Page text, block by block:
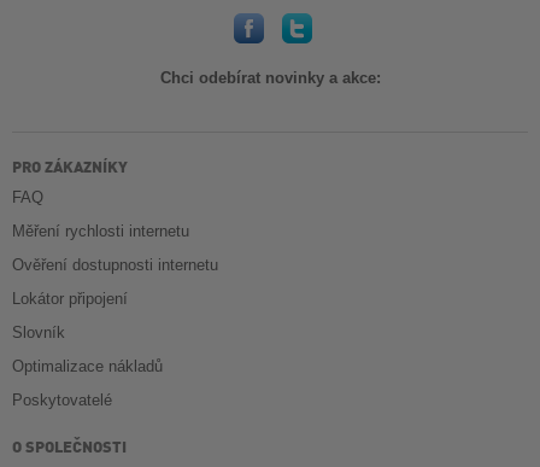
Chci odebírat novinky a akce:
PRO ZÁKAZNÍKY
FAQ
Měření rychlosti internetu
Ověření dostupnosti internetu
Lokátor připojení
Slovník
Optimalizace nákladů
Poskytovatelé
O SPOLEČNOSTI